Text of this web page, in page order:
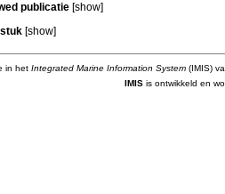
publicatie [show]
[show]
in het Integrated Marine Information System (IMIS)
IMIS is ontwikkeld en